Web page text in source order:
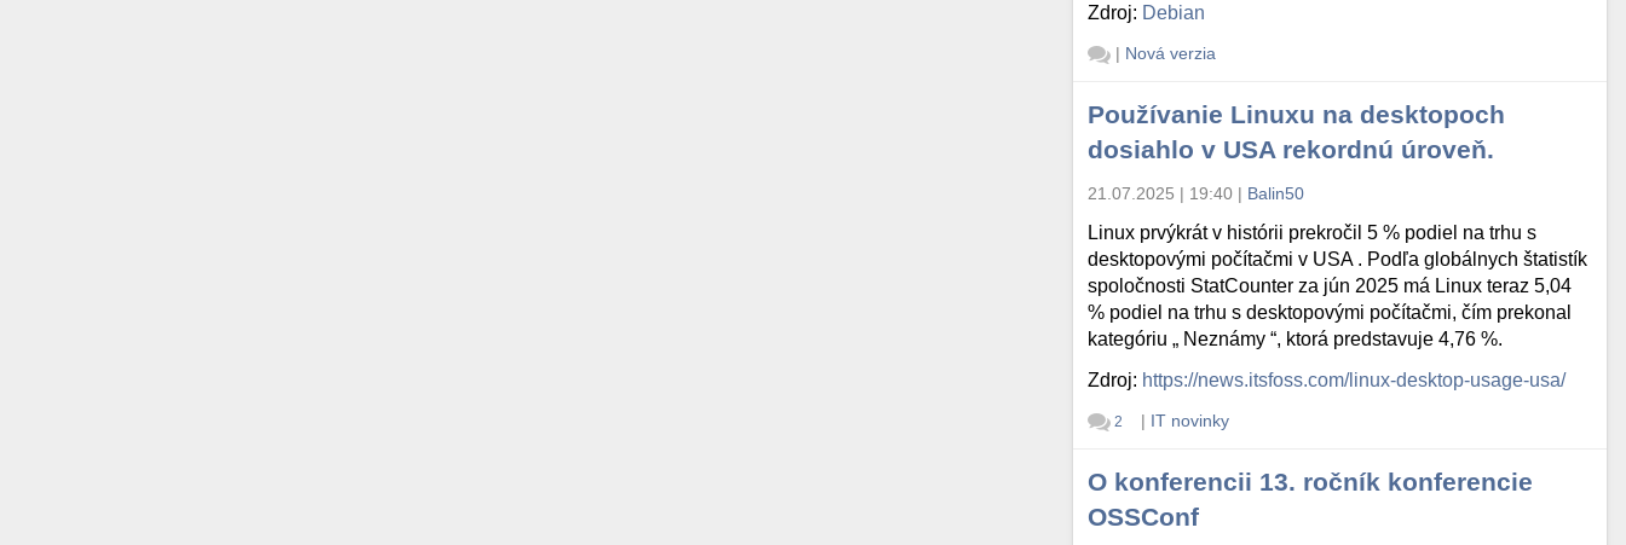
Zdroj: Debian
| Nová verzia
Používanie Linuxu na desktopoch
dosiahlo v USA rekordnú úroveň.
21.07.2025 | 19:40 | Balin50
Linux prvýkrát v histórii prekročil 5 % podiel na trhu s
desktopovými počítačmi v USA . Podľa globálnych štatistík
spoločnosti StatCounter za jún 2025 má Linux teraz 5,04
% podiel na trhu s desktopovými počítačmi, čím prekonal
kategóriu „ Neznámy “, ktorá predstavuje 4,76 %.
Zdroj: https://news.itsfoss.com/linux-desktop-usage-usa/
2 | IT novinky
O konferencii 13. ročník konferencie
OSSConf